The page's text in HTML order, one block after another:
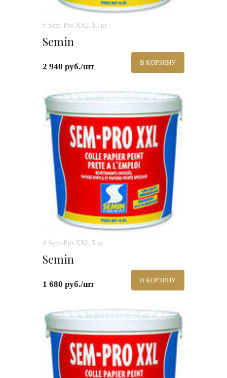
# Sem-Pro XXL 10 кг
Semin
2 940 руб./шт В КОРЗИНУ
# Sem-Pro XXL 5 кг.
Semin
1 680 руб./шт В КОРЗИНУ